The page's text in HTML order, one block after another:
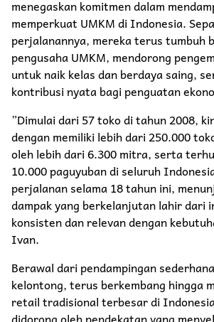
menegaskan komitmen dalam
memperkuat UMKM di Indonesia.
perjalanannya, mereka terus tumbuh
pengusaha UMKM, mendorong
untuk naik kelas dan berdaya saing,
kontribusi nyata bagi penguatan
”Dimulai dari 57 toko di tahun 2008,
dengan memiliki lebih dari 250.000
oleh lebih dari 6.300 mitra, serta
10.000 paguyuban di seluruh
perjalanan selama 18 tahun ini,
dampak yang berkelanjutan lahir dari
konsisten dan relevan dengan
Ivan.
Berawal dari pendampingan
kelontong, terus berkembang hingga
retail tradisional terbesar di